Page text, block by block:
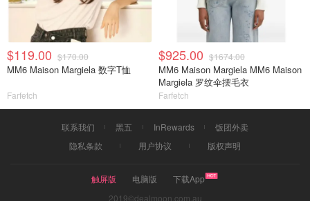
$119.00 $170.00
MM6 Maison Margiela 数字T恤
Farfetch
$925.00 $1674.00
MM6 Maison Margiela MM6 Maison
Margiela 罗纹伞摆毛衣
Farfetch
联系我们 黑五 InRewards
饭团外卖
隐私条款
用户协议 版权声明
触屏版 电脑版
下载App
2019©dealmoon.com.au